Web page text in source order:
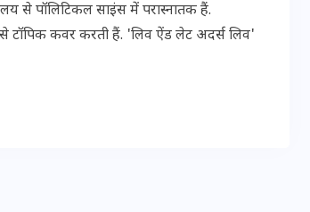
से पॉलिटिकल साइंस में परास्नातक हैं.
कवर करती हैं. 'लिव ऐंड लेट अदर्स लिव'